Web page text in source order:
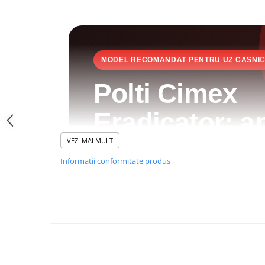
MODEL RECOMANDAT PENTRU UZ CASNIC
Polti Cimex
Eradicator:
cu abur contra
VEZI MAI MULT
Informatii conformitate produs